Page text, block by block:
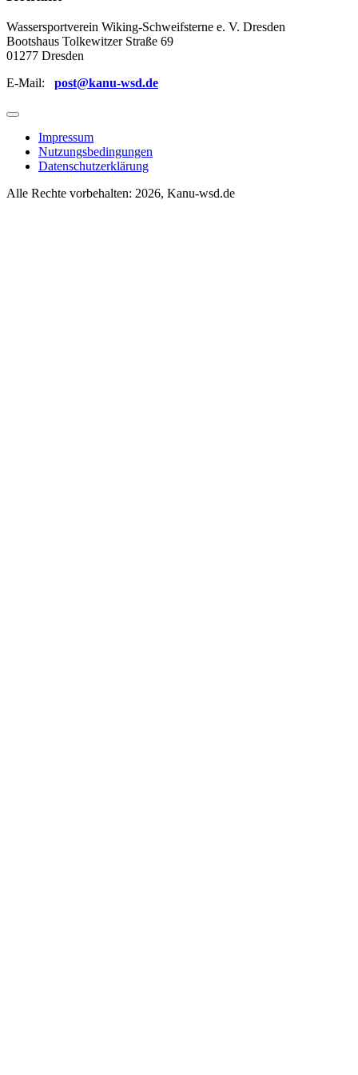
Wassersportverein Wiking-Schweifsterne e. V. Dresden
Bootshaus Tolkewitzer Straße 69
01277 Dresden
E-Mail: post@kanu-wsd.de
Impressum
Nutzungsbedingungen
Datenschutzerklärung
Alle Rechte vorbehalten: 2026, Kanu-wsd.de